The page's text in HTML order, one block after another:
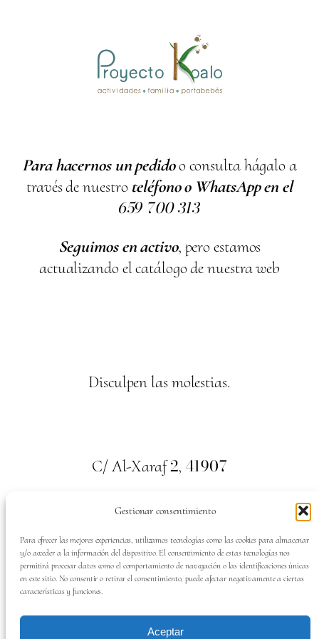
Gestionar consentimiento
Para ofrecer las mejores experiencias, utilizamos tecnologías como las cookies para almacenar
y/o acceder a la información del dispositivo. El consentimiento de estas tecnologías nos
permitirá procesar datos como el comportamiento de navegación o las identificaciones únicas
en este sitio. No consentir o retirar el consentimiento, puede afectar negativamente a ciertas
características y funciones.
Aceptar
Para hacernos un pedidoo consulta hágalo a
través de nuestro teléfono o WhatsApp en el
659 700313
Seguimos en activo, pero estamos
actualizando el catálogo de nuestra web
Disculpen las molestias.
C/ Al-Xaraf2, 41907
Valencina de la Concepción. Sevilla
Tel:659700313
SÍGUENOS EN: